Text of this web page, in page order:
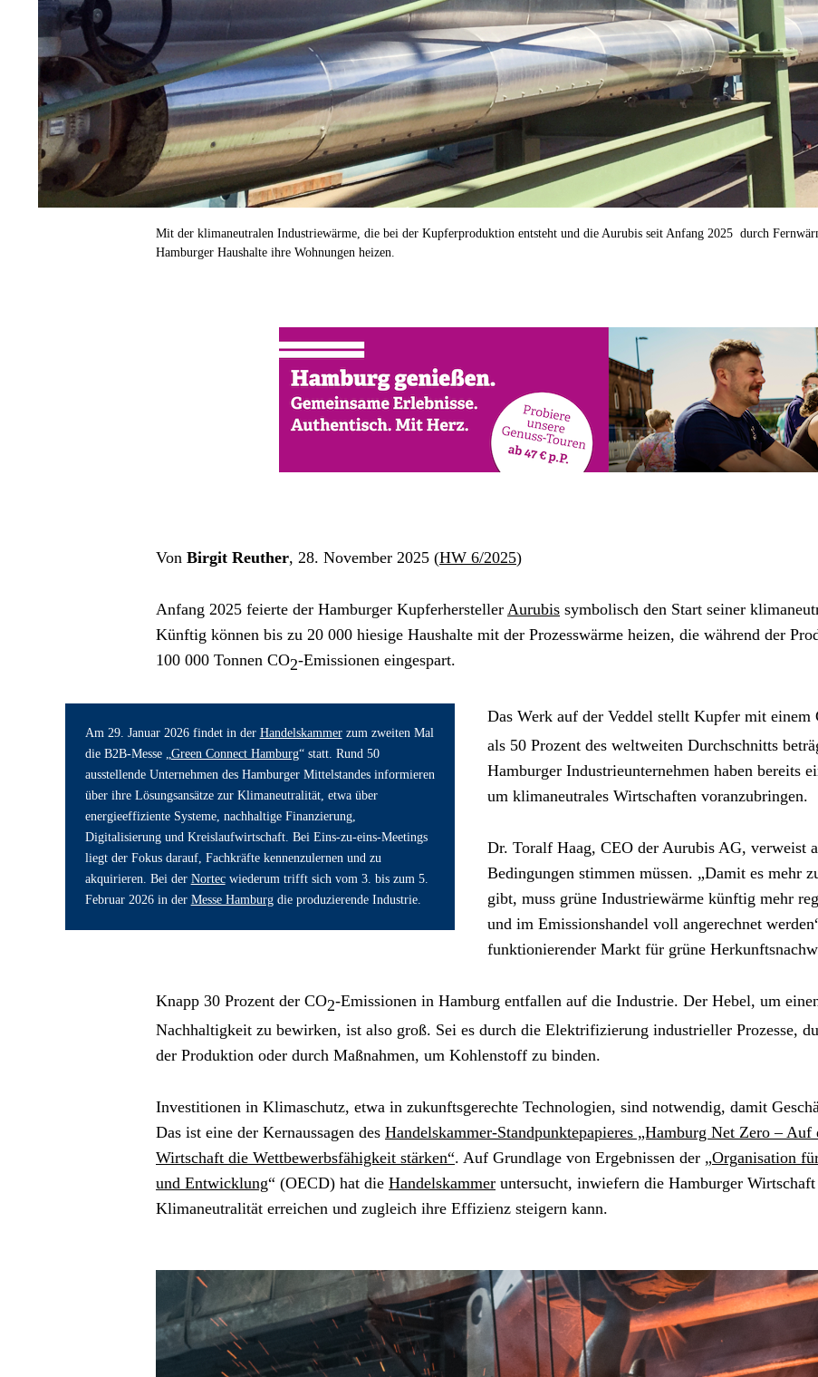
Mit der klima­neutralen Industriewärme, die bei der Kupferproduktion entsteht und die Aurubis seit Anfang 2025 durch
Hamburger Haushalte ihre Wohnungen heizen.
Von Birgit Reuther, 28. November 2025 (HW 6/2025)
Anfang 2025 feierte der Hamburger Kupferhersteller Aurubis symbolisch den Start seiner
Künftig können bis zu 20 000 hiesige Haushalte mit der Prozesswärme heizen, die während der
100 000 Tonnen CO2-Emissionen eingespart.
Am 29. Januar 2026 findet in der Handelskammer zum zweiten Mal
die B2B-Messe „ Green Connect Hamburg“ statt. Rund 50
ausstellende Unternehmen des Hamburger Mittelstandes informieren
über ihre Lösungsansätze zur Klimaneutralität, etwa über
energieeffiziente Systeme, nachhaltige Finanzierung,
Digitalisierung und Kreislaufwirtschaft. Bei Eins-zu-eins-Meetings
liegt der Fokus darauf, Fachkräfte kennenzulernen und zu
akquirieren. Bei der Nortec wiederum trifft sich vom 3. bis zum 5.
Februar 2026 in der Messe Hamburg die produzierende Industrie.
Das Werk auf der Veddel stellt Kupfer mit einem
als 50 Prozent des weltweiten Durchschnitts
Hamburger Industrieunternehmen haben bereits
um klimaneutrales Wirtschaften voranzubringen.
Dr. Toralf Haag, CEO der Aurubis AG, verweist
Bedingungen stimmen müssen. „Damit es mehr
gibt, muss grüne Industriewärme künftig mehr
und im Emissionshandel voll angerechnet
funktionierender Markt für grüne
Knapp 30 Prozent der CO2-Emissionen in Hamburg entfallen auf die Industrie. Der Hebel, um
Nachhaltigkeit zu bewirken, ist also groß. Sei es durch die Elektrifizierung industrieller Prozesse,
der Produktion oder durch Maßnahmen, um Kohlenstoff zu binden.
Investitionen in Klimaschutz, etwa in zukunftsgerechte Technologien, sind notwendig, damit
Das ist eine der Kernaussagen des Handelskammer-Standpunktepapieres „Hamburg Net Zero –
Wirtschaft die Wettbewerbsfähigkeit stärken“. Auf Grundlage von Ergebnissen der „Organisation
und Entwicklung“ (OECD) hat die Handelskammer untersucht, inwiefern die Hamburger
Klimaneutralität erreichen und zugleich ihre Effizienz steigern kann.